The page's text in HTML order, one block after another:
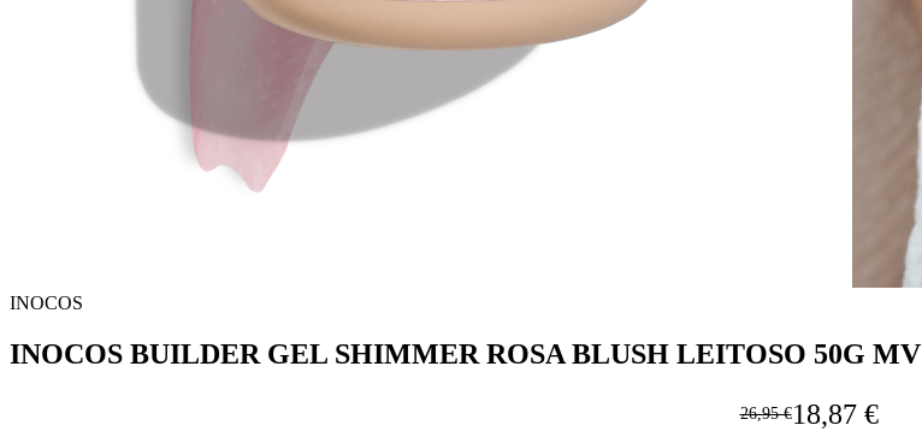
INOCOS
INOCOS BUILDER GEL SHIMMER ROSA BLUSH LEITOSO 50G MV
26,95 €18,87 €